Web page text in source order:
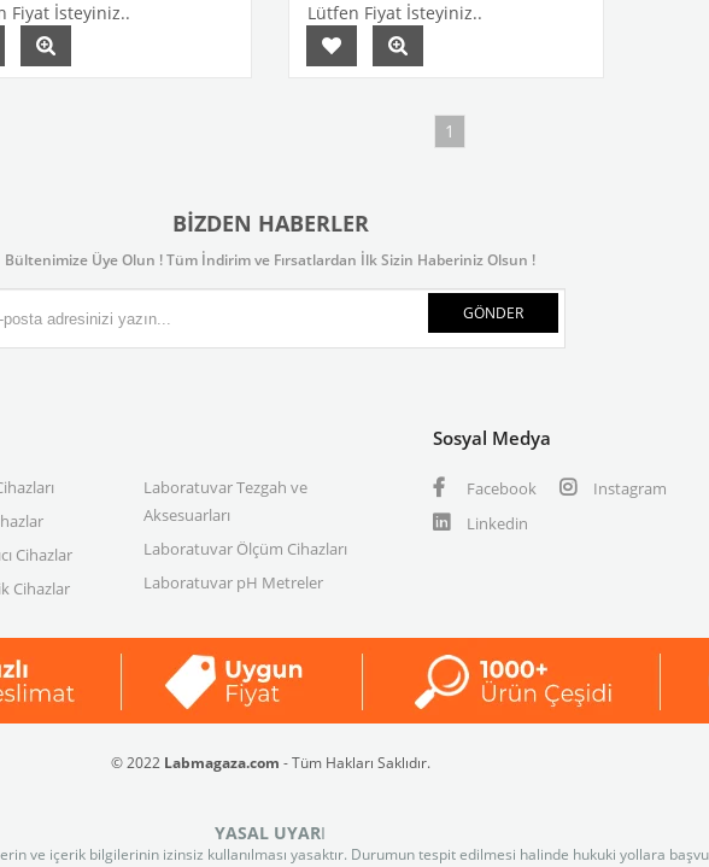
Fiyat İsteyiniz..
Lütfen Fiyat İsteyiniz..
1
BIZDEN HABERLER
Bültenimize Üye Olun ! Tüm İndirim ve Fırsatlardan İlk Sizin Haberiniz Olsun !
GÖNDER
Cihazlar
Cihazlar
Laboratuvar Tezgah ve
Aksesuarları
Laboratuvar Ölçüm Cihazları
Laboratuvar pH Metreler
Sosyal Medya
Facebook
Instagram
Linkedin
© 2022 Labmagaza.com - Tüm Hakları Saklıdır.
YASAL UYARI
ve içerik bilgilerinin izinsiz kullanılması yasaktır. Durumun tespit edilmesi halinde hukuki yollara